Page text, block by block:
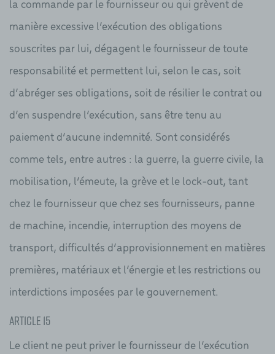
la commande par le fournisseur ou qui grèvent de
manière excessive l’exécution des obligations
souscrites par lui, dégagent le fournisseur de toute
responsabilité et permettent lui, selon le cas, soit
d’abréger ses obligations, soit de résilier le contrat ou
d’en suspendre l’exécution, sans être tenu au
paiement d’aucune indemnité. Sont considérés
comme tels, entre autres : la guerre, la guerre civile, la
mobilisation, l’émeute, la grève et le lock-out, tant
chez le fournisseur que chez ses fournisseurs, panne
de machine, incendie, interruption des moyens de
transport, difficultés d’approvisionnement en matières
premières, matériaux et l’énergie et les restrictions ou
interdictions imposées par le gouvernement.
Article 15
Le client ne peut priver le fournisseur de l’exécution